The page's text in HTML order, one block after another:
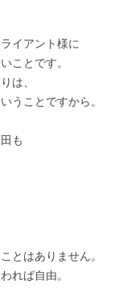
イアント様に
ことです。
は、
うことですから。
も
とはありません。
れば自由。